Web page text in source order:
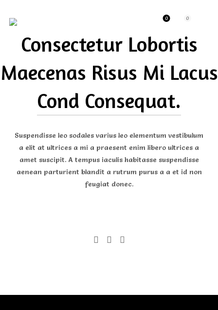
0 0
Consectetur Lobortis
Maecenas Risus Mi Lacus
Cond Consequat.
Suspendisse leo sodales varius leo elementum vestibulum
a elit at ultrices a mi a praesent enim libero ultrices a
amet suscipit. A tempus iaculis habitasse suspendisse
aenean parturient blandit a rutrum purus a a et id non
feugiat donec.